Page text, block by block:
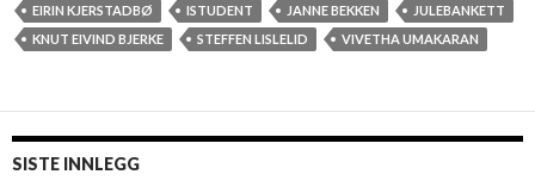
EIRIN KJERSTADBØ ISTUDENT JANNE BEKKEN
JULEBANKETT
KNUT EIVIND BJERKE
STEFFEN LISLELID VIVETHA UMAKARAN
SISTE INNLEGG